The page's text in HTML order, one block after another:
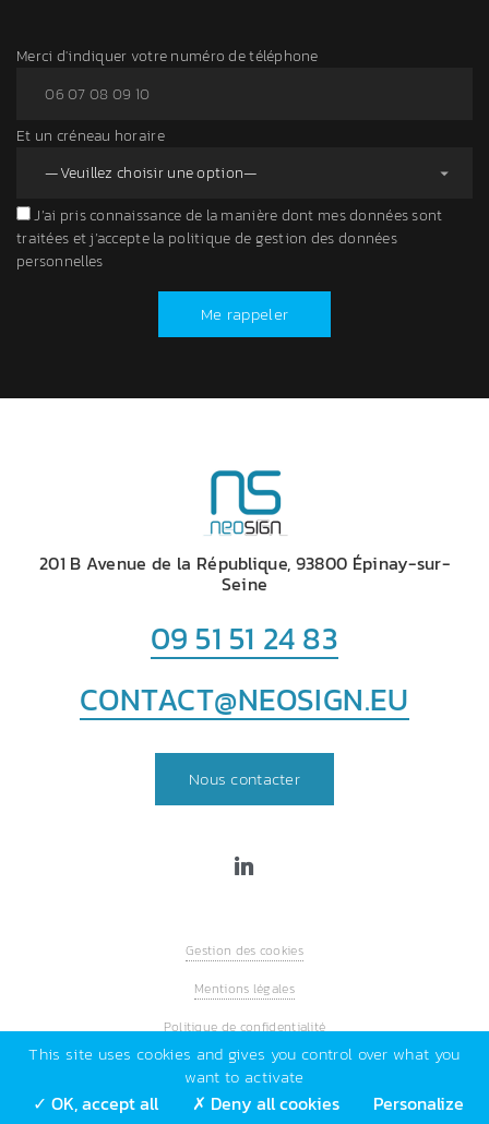
Merci d'indiquer votre numéro de téléphone
Et un créneau horaire
J’ai pris connaissance de la manière dont mes données sont
traitées et j’accepte la politique de gestion des données
personnelles
Me rappeler
201 B Avenue de la République, 93800 Épinay-sur-
Seine
09 51 51 24 83
CONTACT@NEOSIGN.EU
Nous contacter
Gestion des cookies
Mentions légales
Politique de confidentialité
Blog
This site uses cookies and gives you control over what you
want to activate
OK, accept all Deny all cookies Personalize